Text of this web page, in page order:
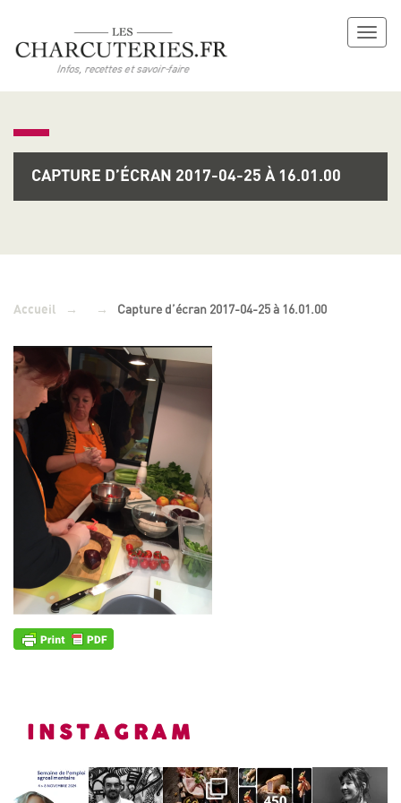
CAPTURE D’ÉCRAN 2017-04-25 À 16.01.00
Accueil → → Capture d’écran 2017-04-25 à 16.01.00
INSTAGRAM